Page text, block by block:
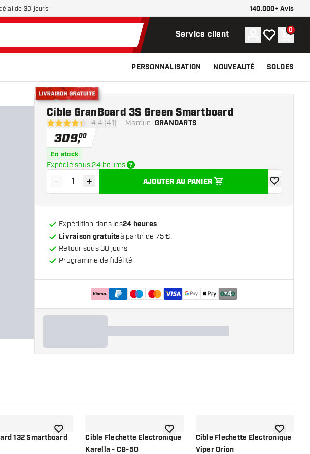
de 30 jours 140.000+ Avis
Service client Compte
Ma liste de
Panier
0
PERSONNALISATION NOUVEAUTÉ SOLDES
Livraison gratuite
4.4 étoiles de notation
4.4 (41) Marque: GRANDARTS
Cible GranBoard 3S Green Smartboard
309,00
En stock
Expédié sous 24 heures
Diminuer la quantité
- Augmenter la quantité
+ AJOUTER AU PANIER
ajouter à la
Expédition dans les24 heures
Livraison gratuiteà partir de 75 €.
Retour sous 30 jours
Programme de fidélité
+4
souhaits
132 Smartboardajouter à la liste de souhaits
Cible Flechette Electronique
Karella - CB-50
ajouter à la liste de souhaits
Cible Flechette Electronique
Viper Orion
ajouter à